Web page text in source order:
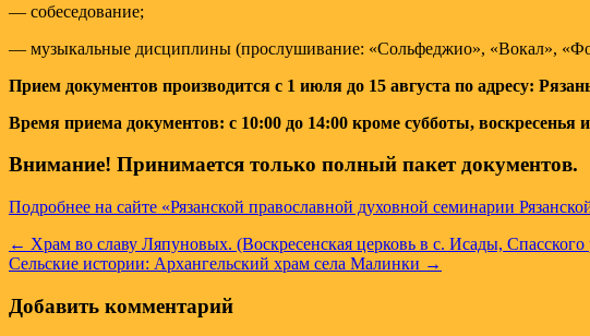
— собеседование;
— музыкальные дисциплины (прослушивание: «Сольфеджио», «Вокал»,
Прием документов производится с 1 июля до 15 августа по адресу:
Время приема документов: с 10:00 до 14:00 кроме субботы, воскресенья
Внимание! Принимается только полный пакет документов.
Подробнее на сайте «Рязанской православной духовной семинарии
Навигация
по
записям
← Храм во славу Ляпуновых. (Воскресенская церковь в с. Исады, Спасского
Сельские истории: Архангельский храм села Малинки →
Добавить комментарий